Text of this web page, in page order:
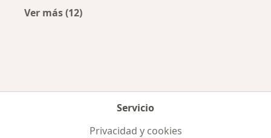
Ver más (12)
Servicio
Privacidad y cookies